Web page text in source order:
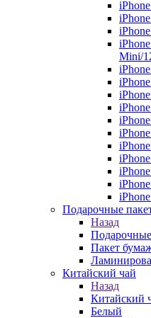
Mini/
Подарочные
Назад
Пакет
Китайский чай
Назад
Китайский
Белый